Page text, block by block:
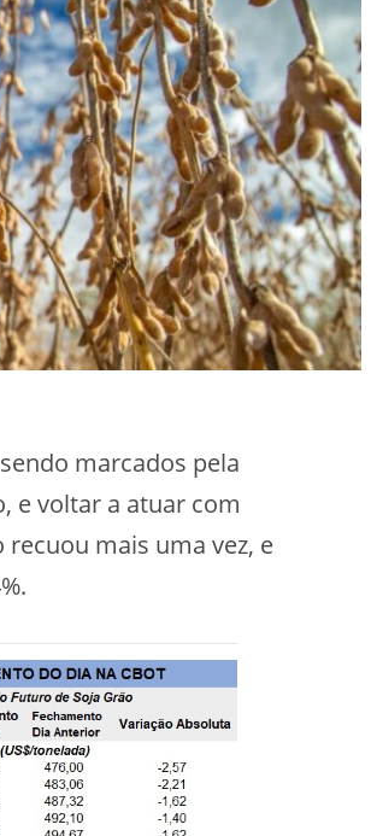
marcados pela
e voltar a atuar com
mais uma vez, e